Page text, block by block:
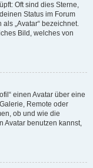
Oft sind dies Sterne,
Status im Forum
„Avatar“ bezeichnet.
Bild, welches von
einen Avatar über eine
Remote oder
ob und wie die
Avatar benutzen kannst,